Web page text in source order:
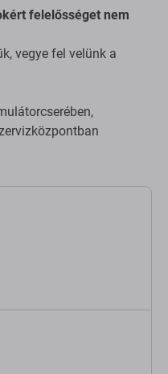
felelősséget nem
vegye fel velünk a